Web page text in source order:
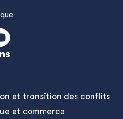
et transition des conflits
et commerce